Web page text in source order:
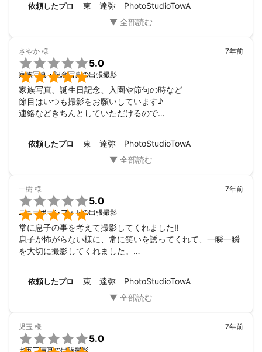
撮影時間も24時間対応可能です。
（例）早朝5時に朝日と一緒に撮影
撮りたいお写真がありましたらとにかく何でもご相談ください。
くださっていてびっくりするほど自然に綺麗な写真です。自
慢のお写真になりました！
依頼したプロ 東 達弥 PhotoStudioTowA
さやか 様


5.0
家族写真・記念写真の出張撮影
7年前
家族写真、誕生日記念、入園や節句の時など
節目はいつも撮影をお願いしています♪
連絡などきちんとしていただけるので
いるのでとても懐いておりいつも楽しく
撮影してもらっています！これからも
依頼したプロ 東 達弥 PhotoStudioTowA
一樹 様


5.0
ニューボーンフォトの出張撮影
7年前
常に息子の事を考えて撮影してくれました‼️
息子が怖がらない様に、常に笑いを誘ってくれて、一瞬一瞬
を大切に撮影してくれました。
次も、ここで撮影をお願いするつもりです。
依頼したプロ 東 達弥 PhotoStudioTowA
児玉 様
5.0
七五三写真の出張撮影
7年前